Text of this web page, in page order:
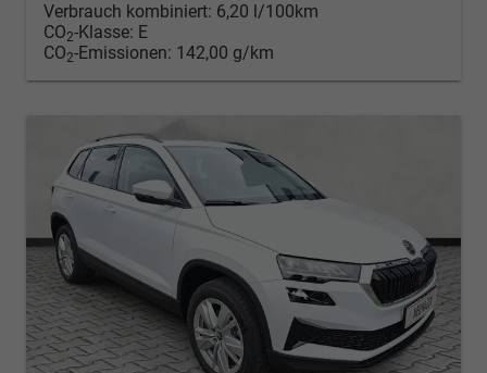
Verbrauch kombiniert: 6,20 l/100km
CO2-Klasse: E
CO2-Emissionen: 142,00 g/km